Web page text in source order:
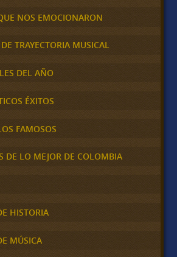
NOS EMOCIONARON
TRAYECTORIA MUSICAL
DEL AÑO
ÉXITOS
FAMOSOS
DE LO MEJOR DE COLOMBIA
HISTORIA
MÚSICA